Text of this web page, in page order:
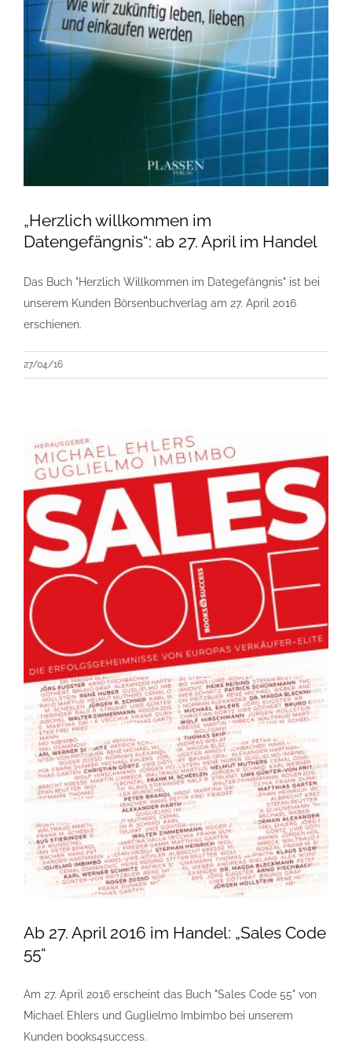
„Herzlich willkommen im
Datengefängnis“: ab 27. April im Handel
Das Buch "Herzlich Willkommen im Dategefängnis" ist bei
unserem Kunden Börsenbuchverlag am 27. April 2016
erschienen.
27/04/16
Ab 27. April 2016 im Handel: „Sales Code
55“
Am 27. April 2016 erscheint das Buch "Sales Code 55" von
Michael Ehlers und Guglielmo Imbimbo bei unserem
Kunden books4success.